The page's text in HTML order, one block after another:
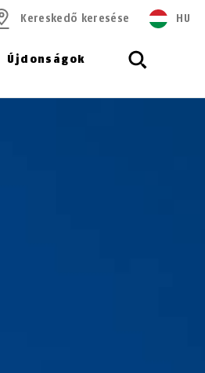
Újdonságok
Kereskedő keresése HU